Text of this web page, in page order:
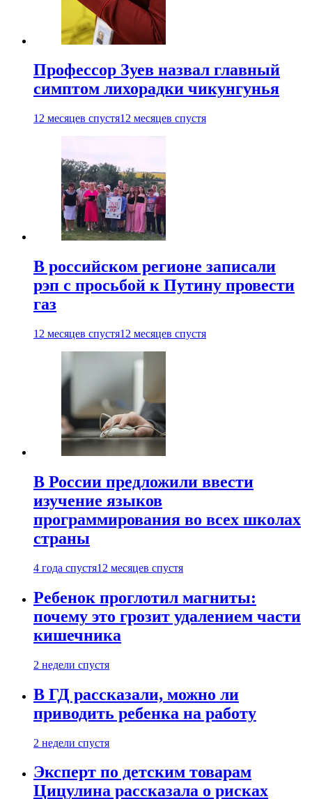
Профессор Зуев назвал главный
симптом лихорадки чикунгунья
12 месяцев спустя12 месяцев спустя
В российском регионе записали
рэп с просьбой к Путину провести
газ
12 месяцев спустя12 месяцев спустя
В России предложили ввести
изучение языков
программирования во всех школах
страны
4 года спустя12 месяцев спустя
Ребенок проглотил магниты:
почему это грозит удалением части
кишечника
2 недели спустя
В ГД рассказали, можно ли
приводить ребенка на работу
2 недели спустя
Эксперт по детским товарам
Цицулина рассказала о рисках